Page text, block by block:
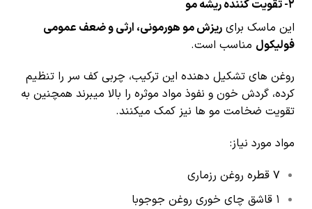
2- تقویت کننده ریشه مو
این ماسک برای ریزش مو هورمونی، ارثی و ضعف عمومی
فولیکول مناسب است.
روغن های تشکیل دهنده این ترکیب، چربی کف سر را تنظیم
کرده، گردش خون و نفوذ مواد موثره را بالا میبرند همچنین به
تقویت ضخامت مو ها نیز کمک میکنند.
مواد مورد نیاز:
7 قطره روغن رزماری
۱ قاشق چای خوری روغن جوجوبا